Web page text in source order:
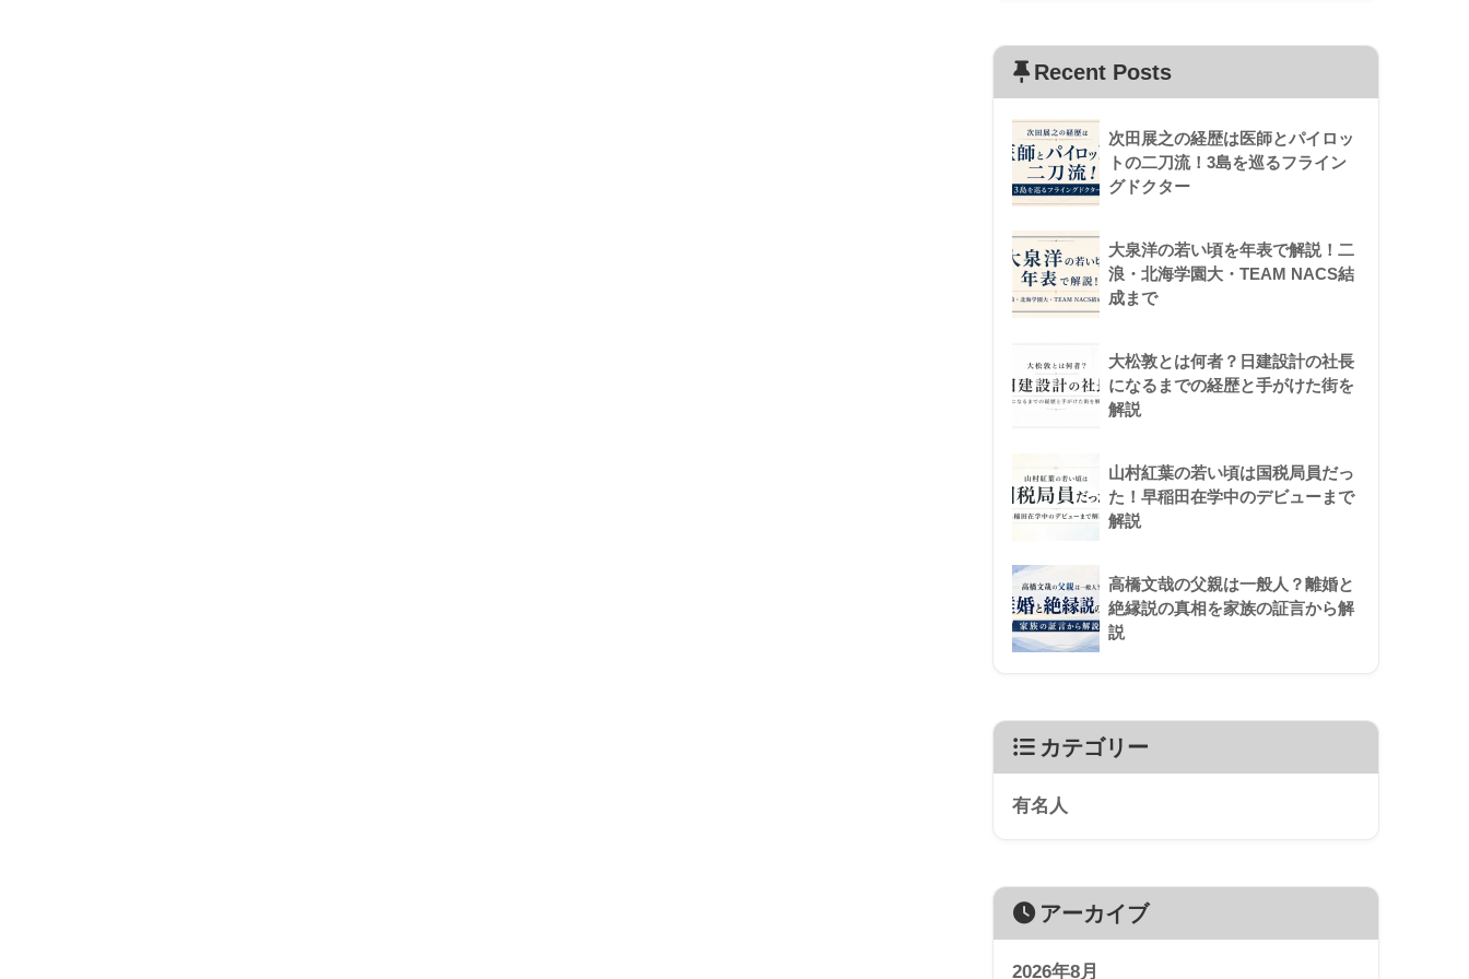
Recent Posts
次田展之の経歴は医師とパイロッ
トの二刀流！3島を巡るフライン
グドクター
大泉洋の若い頃を年表で解説！二
浪・北海学園大・TEAM NACS結
成まで
大松敦とは何者？日建設計の社長
になるまでの経歴と手がけた街を
解説
山村紅葉の若い頃は国税局員だっ
た！早稲田在学中のデビューまで
解説
高橋文哉の父親は一般人？離婚と
絶縁説の真相を家族の証言から解
説
カテゴリー
有名人
アーカイブ
2026年8月